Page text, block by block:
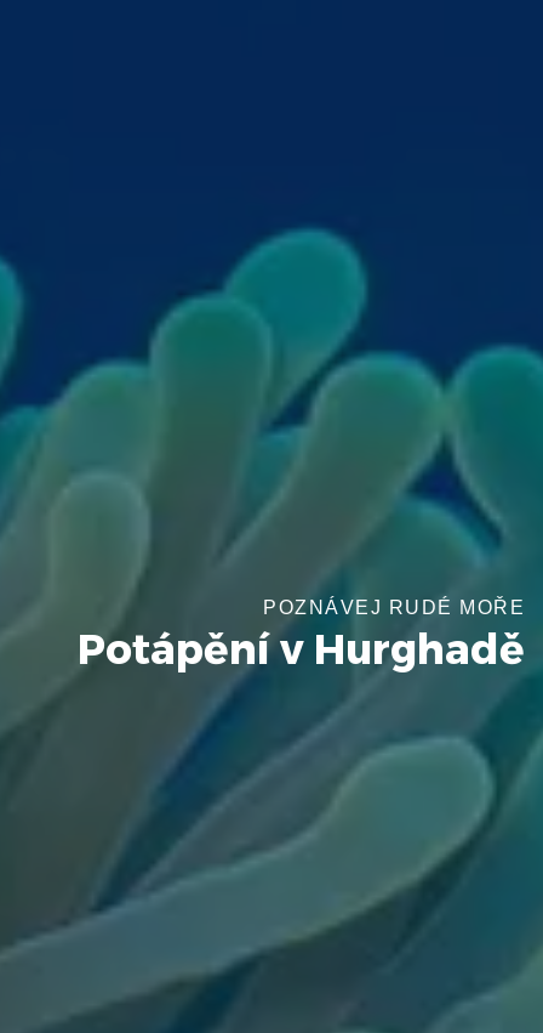
POZNÁVEJ RUDÉ MOŘE
Potápění v Hurghadě